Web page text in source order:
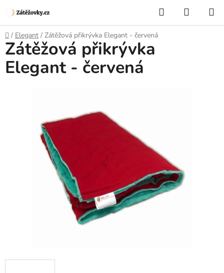
obsah
Hledat
KOŠÍK
Domů
/ Elegant / Zátěžová přikrývka Elegant - červená
Zátěžová přikrývka
Elegant - červená